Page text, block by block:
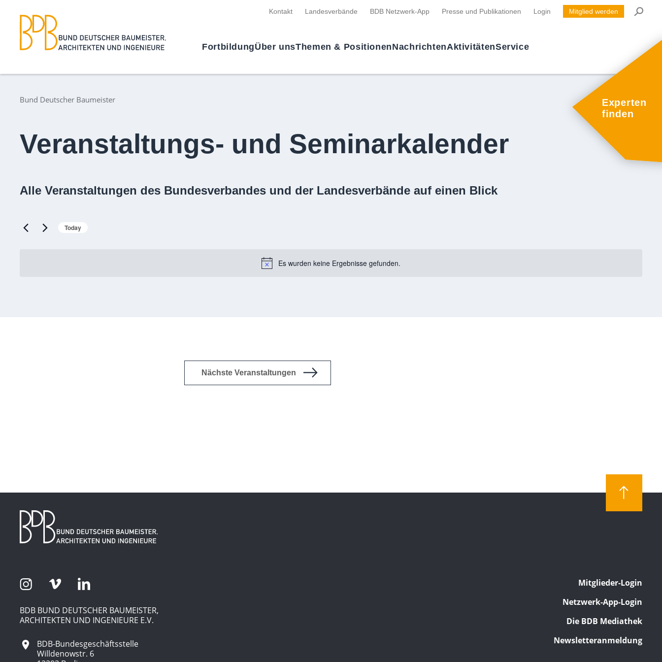
Kontakt Landesverbände BDB Netzwerk-App Presse und Publikationen Login Mitglied werden
FortbildungÜber unsThemen & PositionenNachrichtenAktivitätenService
Experten
finden
Bund Deutscher Baumeister
Veranstaltungs- und Seminarkalender
Alle Veranstaltungen des Bundesverbandes und der Landesverbände auf einen Blick
Notice
Es wurden keine Ergebnisse gefunden.
Today
Nächste Veranstaltungen
BDB BUND DEUTSCHER BAUMEISTER,
ARCHITEKTEN UND INGENIEURE E.V.
BDB-Bundesgeschäftsstelle
Willdenowstr. 6
Mitglieder-Login
Netzwerk-App-Login
Die BDB Mediathek
Newsletteranmeldung